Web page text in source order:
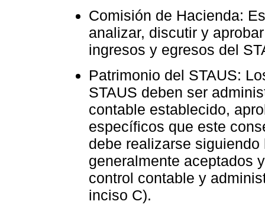
Comisión de Hacienda:
analizar, discutir y
ingresos y egresos del
Patrimonio del STAUS:
STAUS deben ser
contable establecido,
específicos que este
debe realizarse
generalmente aceptados
control contable y
inciso C).